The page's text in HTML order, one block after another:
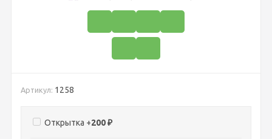
Артикул: 1258
Открытка +200₽